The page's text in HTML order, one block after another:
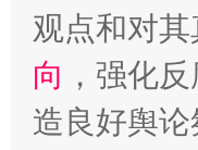
观点和对其
向 ，强化
造良好舆